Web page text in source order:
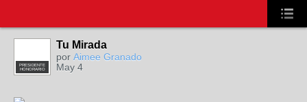
PRESIDENTE
HONORARIO
Tu Mirada
por Aimee Granado
May 4